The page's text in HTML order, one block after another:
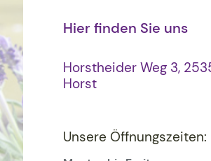
Hier finden Sie uns
Horstheider Weg 3,
Horst
Unsere Öffnungszeiten: